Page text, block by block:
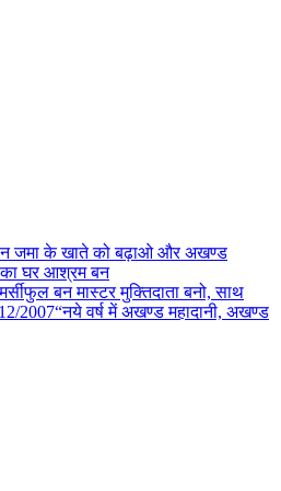
बन जमा के खाते को बढ़ाओ और अखण्ड
घर आश्रम बन
बन मास्टर मुक्तिदाता बनो, साथ
/2007“नये वर्ष में अखण्ड महादानी, अखण्ड